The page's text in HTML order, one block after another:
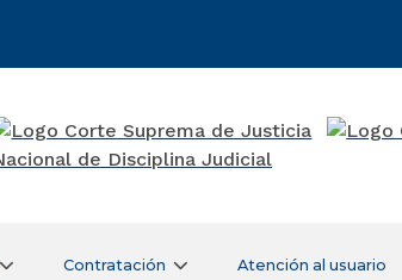
Contratación Atención al usuario